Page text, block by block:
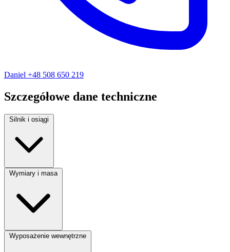
Daniel +48 508 650 219
Szczegółowe dane techniczne
Silnik i osiągi
Rodzaj paliwa:Diesel
Wymiary i masa
Liczba miejsc: 5
Wyposażenie wewnętrzne